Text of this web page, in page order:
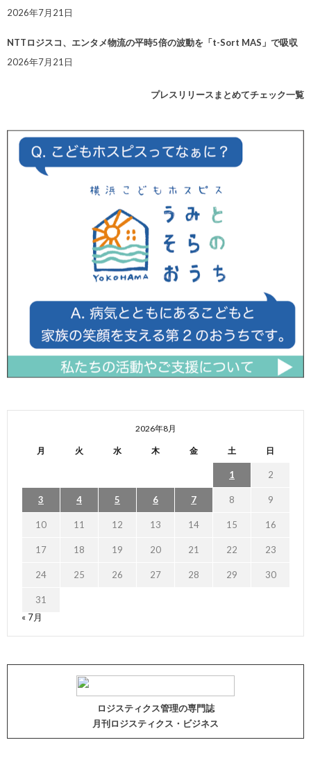
2026年7月21日
NTTロジスコ、エンタメ物流の平時5倍の波動を「t-Sort MAS」で吸収
2026年7月21日
プレスリリースまとめてチェック一覧
2026年8月
月 火 水 木 金 土 日
1 2
3 4 5 6 7 8 9
10 11 12 13 14 15 16
17 18 19 20 21 22 23
24 25 26 27 28 29 30
31
« 7月
ロジスティクス管理の専門誌
月刊ロジスティクス・ビジネス